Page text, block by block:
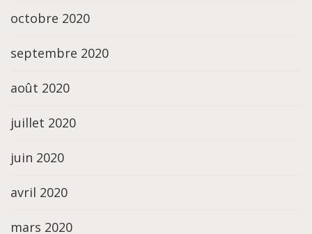
octobre 2020
septembre 2020
août 2020
juillet 2020
juin 2020
avril 2020
mars 2020